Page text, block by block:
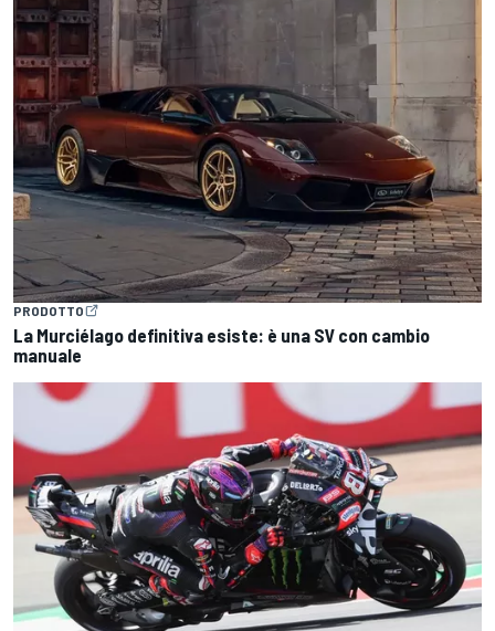
PRODOTTO
La Murciélago definitiva esiste: è una SV con cambio
manuale